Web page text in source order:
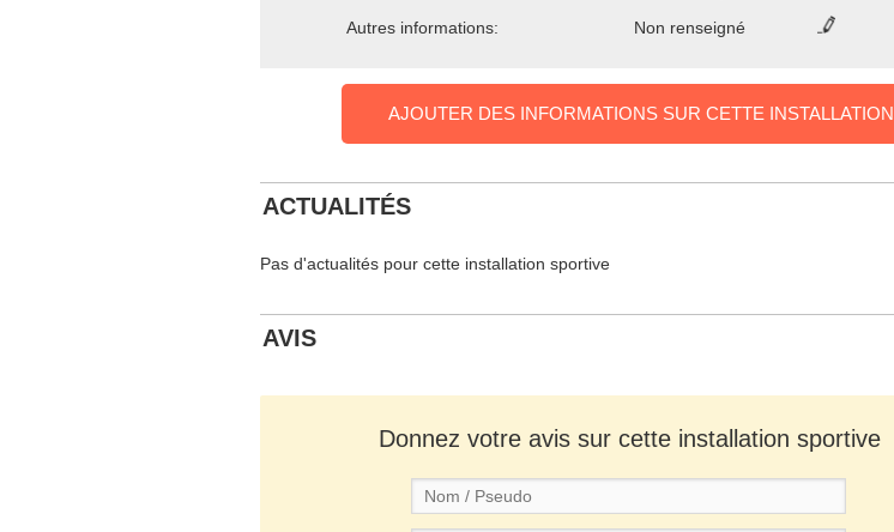
Autres informations:
Non renseigné
AJOUTER DES INFORMATIONS SUR CETTE INSTALLATION
ACTUALITÉS
Pas d'actualités pour cette installation sportive
AVIS
Donnez votre avis sur cette installation sportive